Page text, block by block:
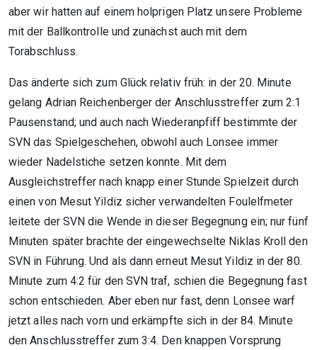
aber wir hatten auf einem holprigen Platz unsere Probleme
mit der Ballkontrolle und zunächst auch mit dem
Torabschluss.
Das änderte sich zum Glück relativ früh: in der 20. Minute
gelang Adrian Reichenberger der Anschlusstreffer zum 2:1
Pausenstand; und auch nach Wiederanpfiff bestimmte der
SVN das Spielgeschehen, obwohl auch Lonsee immer
wieder Nadelstiche setzen konnte. Mit dem
Ausgleichstreffer nach knapp einer Stunde Spielzeit durch
einen von Mesut Yildiz sicher verwandelten Foulelfmeter
leitete der SVN die Wende in dieser Begegnung ein; nur fünf
Minuten später brachte der eingewechselte Niklas Kroll den
SVN in Führung. Und als dann erneut Mesut Yildiz in der 80.
Minute zum 4:2 für den SVN traf, schien die Begegnung fast
schon entschieden. Aber eben nur fast, denn Lonsee warf
jetzt alles nach vorn und erkämpfte sich in der 84. Minute
den Anschlusstreffer zum 3:4. Den knappen Vorsprung